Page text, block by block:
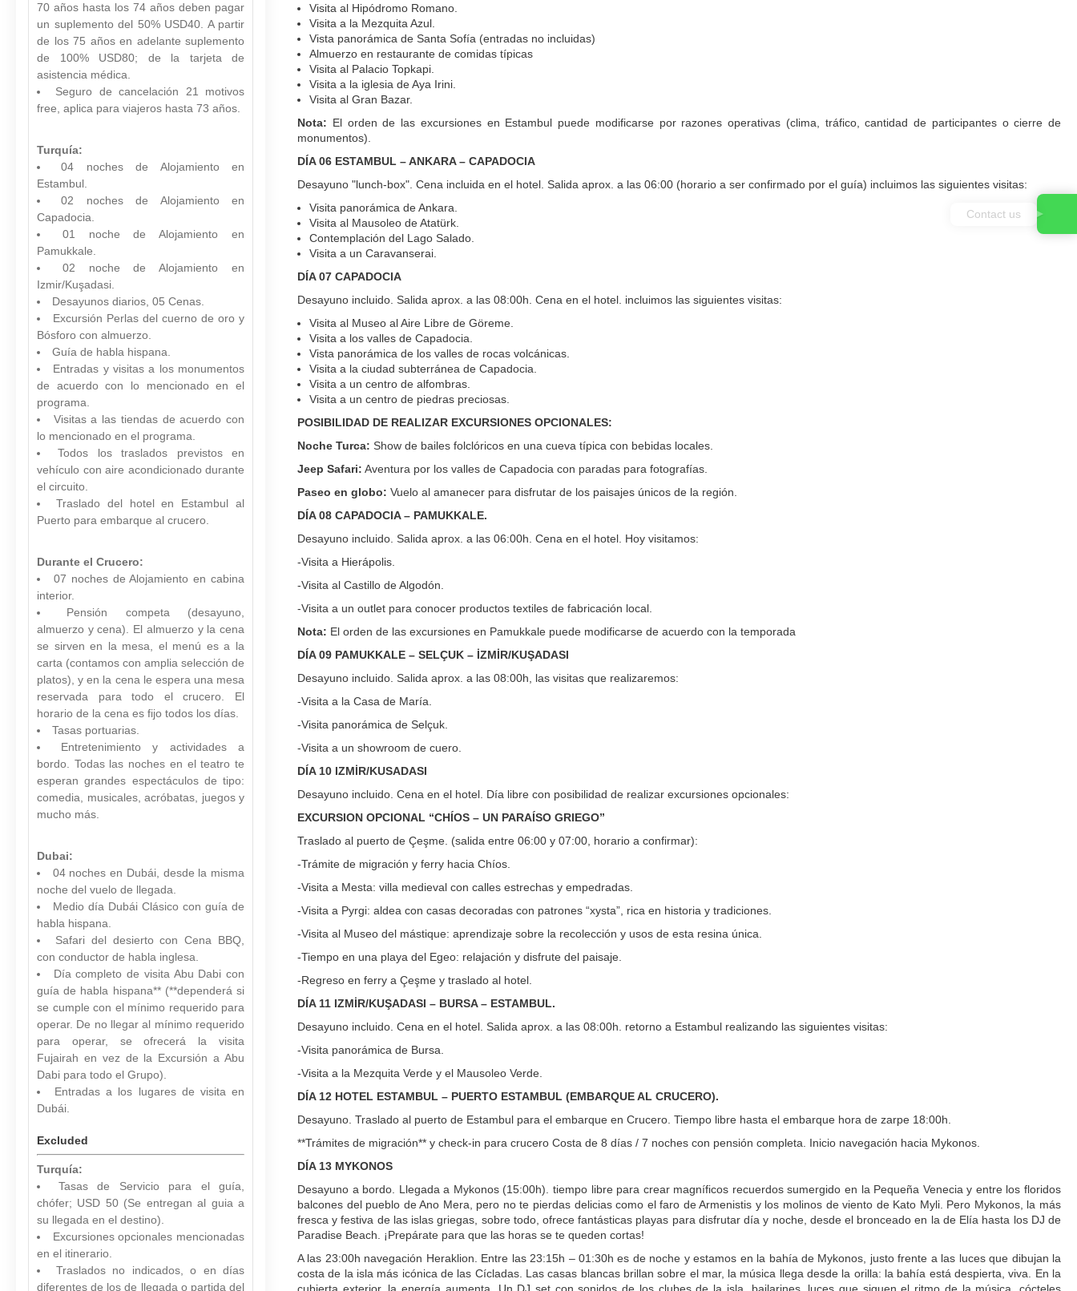
Visita al Hipódromo Romano.
Visita a la Mezquita Azul.
Vista panorámica de Santa Sofía (entradas no incluidas)
Almuerzo en restaurante de comidas típicas
Visita al Palacio Topkapi.
Visita a la iglesia de Aya Irini.
Visita al Gran Bazar.
Nota: El orden de las excursiones en Estambul puede modificarse por razones operativas (clima, tráfico, cantidad de participantes o cierre de
monumentos).
DÍA 06 ESTAMBUL – ANKARA – CAPADOCIA
Desayuno "lunch-box". Cena incluida en el hotel. Salida aprox. a las 06:00 (horario a ser confirmado por el guía) incluimos las siguientes visitas:
Visita panorámica de Ankara.
Visita al Mausoleo de Atatürk.
Contemplación del Lago Salado.
Visita a un Caravanserai.
DÍA 07 CAPADOCIA
Desayuno incluido. Salida aprox. a las 08:00h. Cena en el hotel. incluimos las siguientes visitas:
Visita al Museo al Aire Libre de Göreme.
Visita a los valles de Capadocia.
Vista panorámica de los valles de rocas volcánicas.
Visita a la ciudad subterránea de Capadocia.
Visita a un centro de alfombras.
Visita a un centro de piedras preciosas.
POSIBILIDAD DE REALIZAR EXCURSIONES OPCIONALES:
Noche Turca: Show de bailes folclóricos en una cueva típica con bebidas locales.
Jeep Safari: Aventura por los valles de Capadocia con paradas para fotografías.
Paseo en globo: Vuelo al amanecer para disfrutar de los paisajes únicos de la región.
DÍA 08 CAPADOCIA – PAMUKKALE.
Desayuno incluido. Salida aprox. a las 06:00h. Cena en el hotel. Hoy visitamos:
-Visita a Hierápolis.
-Visita al Castillo de Algodón.
-Visita a un outlet para conocer productos textiles de fabricación local.
Nota: El orden de las excursiones en Pamukkale puede modificarse de acuerdo con la temporada
DÍA 09 PAMUKKALE – SELÇUK – İZMİR/KUŞADASI
Desayuno incluido. Salida aprox. a las 08:00h, las visitas que realizaremos:
-Visita a la Casa de María.
-Visita panorámica de Selçuk.
-Visita a un showroom de cuero.
DÍA 10 IZMİR/KUSADASI
Desayuno incluido. Cena en el hotel. Día libre con posibilidad de realizar excursiones opcionales:
EXCURSION OPCIONAL “CHÍOS – UN PARAÍSO GRIEGO”
Traslado al puerto de Çeşme. (salida entre 06:00 y 07:00, horario a confirmar):
-Trámite de migración y ferry hacia Chíos.
-Visita a Mesta: villa medieval con calles estrechas y empedradas.
-Visita a Pyrgi: aldea con casas decoradas con patrones “xysta”, rica en historia y tradiciones.
-Visita al Museo del mástique: aprendizaje sobre la recolección y usos de esta resina única.
-Tiempo en una playa del Egeo: relajación y disfrute del paisaje.
-Regreso en ferry a Çeşme y traslado al hotel.
DÍA 11 IZMİR/KUŞADASI – BURSA – ESTAMBUL.
Desayuno incluido. Cena en el hotel. Salida aprox. a las 08:00h. retorno a Estambul realizando las siguientes visitas:
-Visita panorámica de Bursa.
-Visita a la Mezquita Verde y el Mausoleo Verde.
DÍA 12 HOTEL ESTAMBUL – PUERTO ESTAMBUL (EMBARQUE AL CRUCERO).
Desayuno. Traslado al puerto de Estambul para el embarque en Crucero. Tiempo libre hasta el embarque hora de zarpe 18:00h.
**Trámites de migración** y check-in para crucero Costa de 8 días / 7 noches con pensión completa. Inicio navegación hacia Mykonos.
DÍA 13 MYKONOS
Desayuno a bordo. Llegada a Mykonos (15:00h). tiempo libre para crear magníficos recuerdos sumergido en la Pequeña Venecia y entre los floridos
balcones del pueblo de Ano Mera, pero no te pierdas delicias como el faro de Armenistis y los molinos de viento de Kato Myli. Pero Mykonos, la más
fresca y festiva de las islas griegas, sobre todo, ofrece fantásticas playas para disfrutar día y noche, desde el bronceado en la de Elía hasta los DJ de
Paradise Beach. ¡Prepárate para que las horas se te queden cortas!
A las 23:00h navegación Heraklion. Entre las 23:15h – 01:30h es de noche y estamos en la bahía de Mykonos, justo frente a las luces que dibujan la
costa de la isla más icónica de las Cícladas. Las casas blancas brillan sobre el mar, la música llega desde la orilla: la bahía está despierta, viva. En la
70 años hasta los 74 años deben pagar
un suplemento del 50% USD40. A partir
de los 75 años en adelante suplemento
de 100% USD80; de la tarjeta de
asistencia médica.
Seguro de cancelación 21 motivos
free, aplica para viajeros hasta 73 años.
Turquía:
04 noches de Alojamiento en
Estambul.
02 noches de Alojamiento en
Capadocia.
01 noche de Alojamiento en
Pamukkale.
02 noche de Alojamiento en
Izmir/Kuşadasi.
Desayunos diarios, 05 Cenas.
Excursión Perlas del cuerno de oro y
Bósforo con almuerzo.
Guía de habla hispana.
Entradas y visitas a los monumentos
de acuerdo con lo mencionado en el
programa.
Visitas a las tiendas de acuerdo con
lo mencionado en el programa.
Todos los traslados previstos en
vehículo con aire acondicionado durante
el circuito.
Traslado del hotel en Estambul al
Puerto para embarque al crucero.
Durante el Crucero:
07 noches de Alojamiento en cabina
interior.
Pensión competa (desayuno,
almuerzo y cena). El almuerzo y la cena
se sirven en la mesa, el menú es a la
carta (contamos con amplia selección de
platos), y en la cena le espera una mesa
reservada para todo el crucero. El
horario de la cena es fijo todos los días.
Tasas portuarias.
Entretenimiento y actividades a
bordo. Todas las noches en el teatro te
esperan grandes espectáculos de tipo:
comedia, musicales, acróbatas, juegos y
mucho más.
Dubai:
04 noches en Dubái, desde la misma
noche del vuelo de llegada.
Medio día Dubái Clásico con guía de
habla hispana.
Safari del desierto con Cena BBQ,
con conductor de habla inglesa.
Día completo de visita Abu Dabi con
guía de habla hispana** (**dependerá si
se cumple con el mínimo requerido para
operar. De no llegar al mínimo requerido
para operar, se ofrecerá la visita
Fujairah en vez de la Excursión a Abu
Dabi para todo el Grupo).
Entradas a los lugares de visita en
Dubái.
Excluded
Turquía:
Tasas de Servicio para el guía,
chófer; USD 50 (Se entregan al guia a
su llegada en el destino).
Excursiones opcionales mencionadas
en el itinerario.
Traslados no indicados, o en días
diferentes de los de llegada o partida del
Contact us